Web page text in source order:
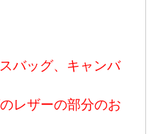
バッグ、キャンバ
レザーの部分のお